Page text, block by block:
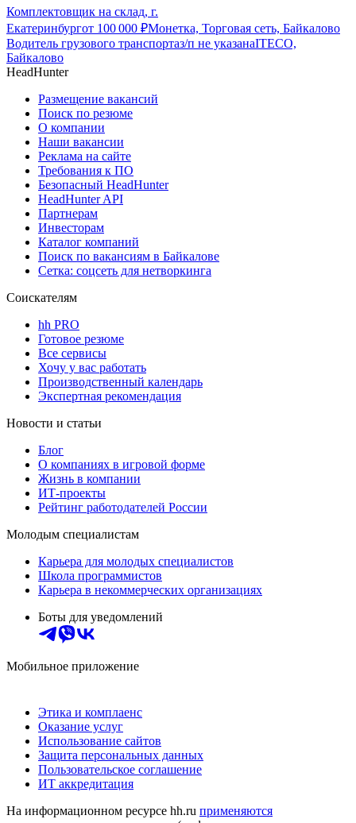
Комплектовщик на склад, г.
Екатеринбургот 100 000 ₽Монетка, Торговая сеть, Байкалово
Водитель грузового транспортаз/п не указанаITECO,
Байкалово
HeadHunter
Размещение вакансий
Поиск по резюме
О компании
Наши вакансии
Реклама на сайте
Требования к ПО
Безопасный HeadHunter
HeadHunter API
Партнерам
Инвесторам
Каталог компаний
Поиск по вакансиям в Байкалове
Сетка: соцсеть для нетворкинга
Соискателям
hh PRO
Готовое резюме
Все сервисы
Хочу у вас работать
Производственный календарь
Экспертная рекомендация
Новости и статьи
Блог
О компаниях в игровой форме
Жизнь в компании
ИТ-проекты
Рейтинг работодателей России
Молодым специалистам
Карьера для молодых специалистов
Школа программистов
Карьера в некоммерческих организациях
Боты для уведомлений
Мобильное приложение
Этика и комплаенс
Оказание услуг
Использование сайтов
Защита персональных данных
Пользовательское соглашение
ИТ аккредитация
На информационном ресурсе hh.ru применяются